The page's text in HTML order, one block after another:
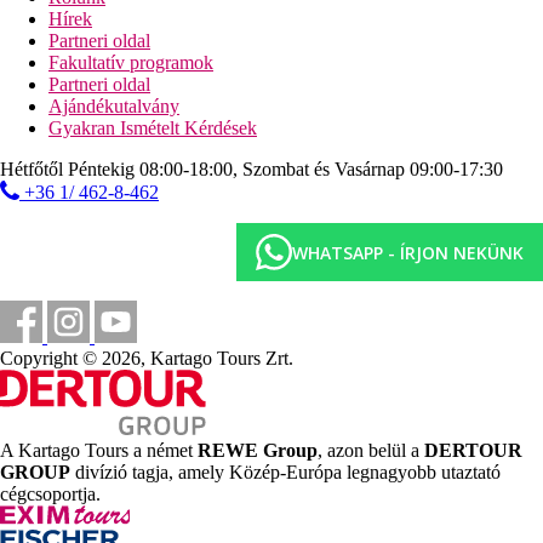
Gyermekek
Pacsirtamedence, játszótér, animáció, miniklub (4-12 éves
korig), ingyenes kiságy (kérésre).
Mindent tartalmaz
Reggeli, ebéd és vacsora büfé
Könnyű harapnivalók
Válogatott helyben termelt üdítők és alkoholos italok a
bárban (11:00-23:00),
Üdítők, kávé, sör és bor, könnyű harapnivalók a nap 24
órájában
All inclusive prémium
Szélesebb választék márkás alkoholos és alkoholmentes
italokból
VISA, EC/MC, AMEX.
Web
https://www.lopesan.com
Hírek
Partneri oldal
Fakultatív programok
Partneri oldal
Ajándékutalvány
Gyakran Ismételt Kérdések
Hétfőtől Péntekig 08:00-18:00, Szombat és Vasárnap 09:00-17:30
+36 1/ 462-8-462
WHATSAPP - ÍRJON NEKÜNK
Copyright © 2026, Kartago Tours Zrt.
A Kartago Tours a német REWE Group, azon belül a DERTOUR
GROUP divízió tagja, amely Közép-Európa legnagyobb utaztató
cégcsoportja.